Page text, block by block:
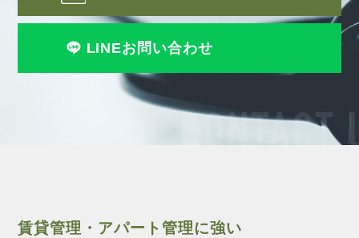
CONTACT
LINEお問い合わせ
賃貸管理・アパート管理に強い